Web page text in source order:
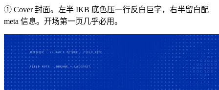
① Cover 封面。左半 IKB 底色压一行反白巨字，右半留白配
meta 信息。开场第一页几乎必用。